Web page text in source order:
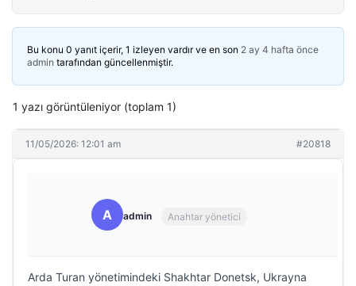
Bu konu 0 yanıt içerir, 1 izleyen vardır ve en son 2 ay 4 hafta önce
admin tarafından güncellenmiştir.
1 yazı görüntüleniyor (toplam 1)
11/05/2026: 12:01 am #20818
A admin Anahtar yönetici
Arda Turan yönetimindeki Shakhtar Donetsk, Ukrayna